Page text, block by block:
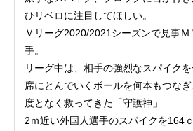
ひリベロに注目してほしい。
Ｖリーグ2020/2021シーズンで見事
手。
リーグ中は、相手の強烈なスパイク
席にとんでいくボールを何本もつな
度となく救ってきた「守護神」
2ｍ近い外国人選手のスパイクを164